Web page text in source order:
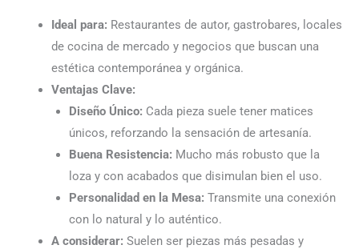
Ideal para: Restaurantes de autor, gastrobares, locales
de cocina de mercado y negocios que buscan una
estética contemporánea y orgánica.
Ventajas Clave:
Diseño Único: Cada pieza suele tener matices
únicos, reforzando la sensación de artesanía.
Buena Resistencia: Mucho más robusto que la
loza y con acabados que disimulan bien el uso.
Personalidad en la Mesa: Transmite una conexión
con lo natural y lo auténtico.
A considerar: Suelen ser piezas más pesadas y